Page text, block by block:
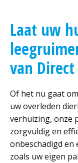
Laat uw
van
Of het nu gaat
uw overleden
verhuizing, onze
zorgvuldig en
onbeschadigd en
zoals uw eigen